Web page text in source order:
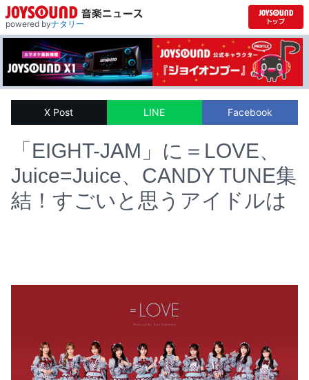
powered byナタリー
X Post LINE Facebook
「EIGHT-JAM」に＝LOVE、
Juice=Juice、CANDY TUNE集
結！すごいと思うアイドルは